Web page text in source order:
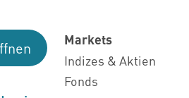
Markets
Indizes & Aktien
Fonds